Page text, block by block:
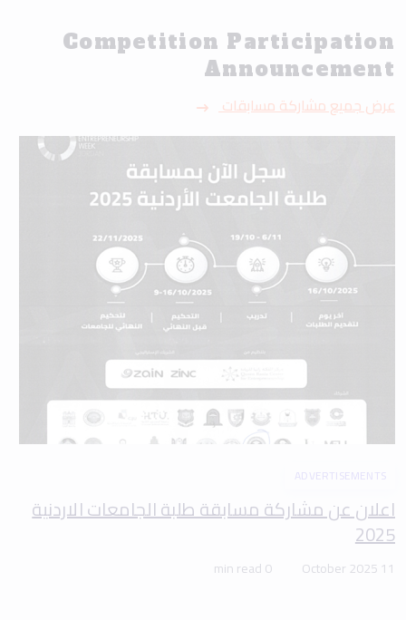
Competition Participation
Announcement
عرض جميع مشاركة مسابقات
ADVERTISEMENTS
اعلان عن مشاركة مسابقة طلبة الجامعات الاردنية
2025
11 October 2025
0 min read